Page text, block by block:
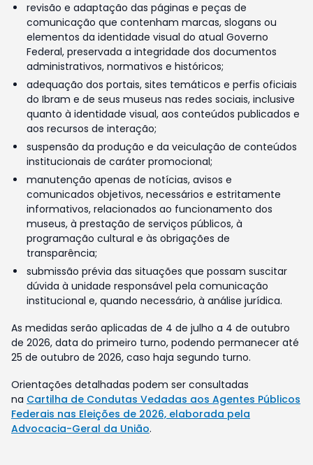
revisão e adaptação das páginas e peças de
comunicação que contenham marcas, slogans ou
elementos da identidade visual do atual Governo
Federal, preservada a integridade dos documentos
administrativos, normativos e históricos;
adequação dos portais, sites temáticos e perfis oficiais
do Ibram e de seus museus nas redes sociais, inclusive
quanto à identidade visual, aos conteúdos publicados e
aos recursos de interação;
suspensão da produção e da veiculação de conteúdos
institucionais de caráter promocional;
manutenção apenas de notícias, avisos e
comunicados objetivos, necessários e estritamente
informativos, relacionados ao funcionamento dos
museus, à prestação de serviços públicos, à
programação cultural e às obrigações de
transparência;
submissão prévia das situações que possam suscitar
dúvida à unidade responsável pela comunicação
institucional e, quando necessário, à análise jurídica.
As medidas serão aplicadas de 4 de julho a 4 de outubro
de 2026, data do primeiro turno, podendo permanecer até
25 de outubro de 2026, caso haja segundo turno.
Orientações detalhadas podem ser consultadas
na Cartilha de Condutas Vedadas aos Agentes Públicos
Federais nas Eleições de 2026, elaborada pela
Advocacia-Geral da União.